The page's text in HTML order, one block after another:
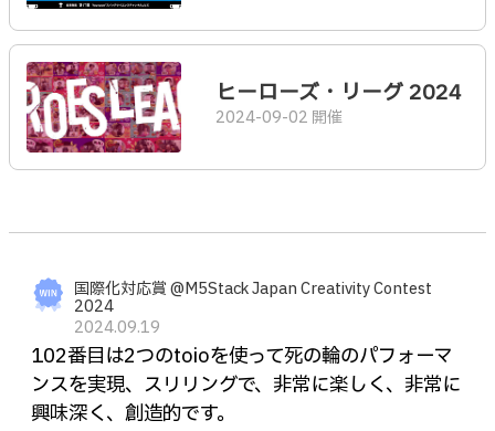
ヒーローズ・リーグ 2024
2024-09-02 開催
国際化対応賞 @M5Stack Japan Creativity Contest
2024
2024.09.19
102番目は2つのtoioを使って死の輪のパフォーマ
ンスを実現、スリリングで、非常に楽しく、非常に
興味深く、創造的です。